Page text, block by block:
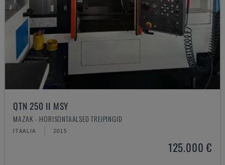
QTN 250 II MSY
MAZAK - HORISONTAALSED TREIPINGID
ITAALIA 2015
125.000 €